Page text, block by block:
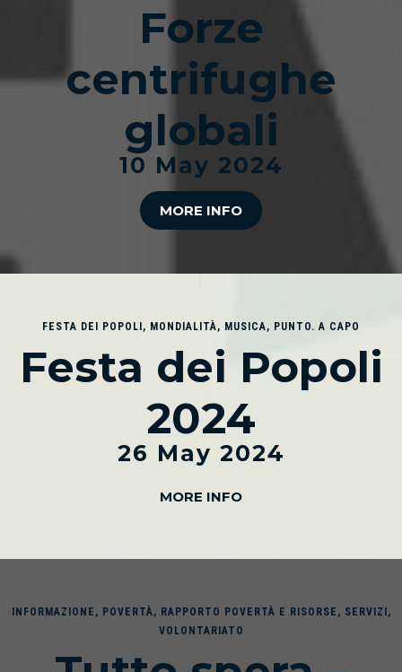
Forze
centrifughe
globali
10 May 2024
MORE INFO
FESTA DEI POPOLI , MONDIALITÀ, MUSICA, PUNTO. A CAPO
Festa dei Popoli
2024
26 May 2024
MORE INFO
INFORMAZIONE , POVERTÀ, RAPPORTO POVERTÀ E RISORSE , SERVIZI ,
VOLONTARIATO